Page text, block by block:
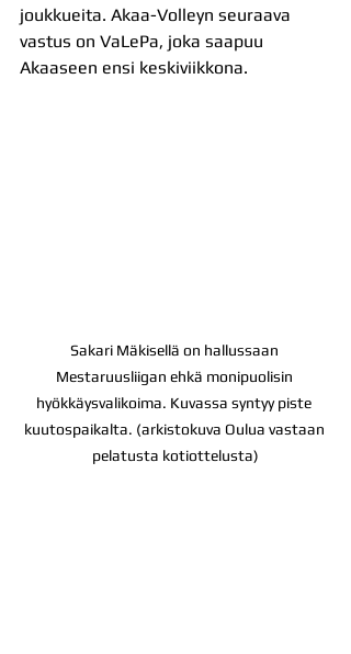
joukkueita. Akaa-Volleyn seuraava
vastus on VaLePa, joka saapuu
Akaaseen ensi keskiviikkona.
Sakari Mäkisellä on hallussaan
Mestaruusliigan ehkä monipuolisin
hyökkäysvalikoima. Kuvassa syntyy piste
kuutospaikalta. (arkistokuva Oulua vastaan
pelatusta kotiottelusta)